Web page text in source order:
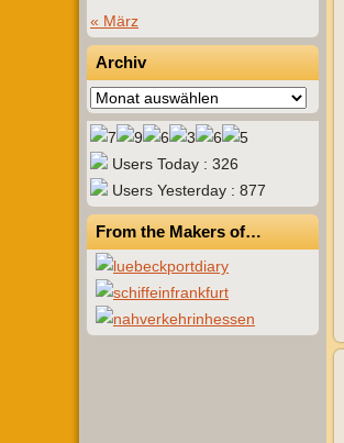
« März
Archiv
Archiv
Users Today : 326
Users Yesterday : 877
From the Makers of…